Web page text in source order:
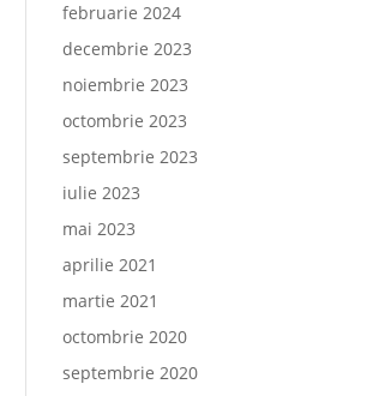
februarie 2024
decembrie 2023
noiembrie 2023
octombrie 2023
septembrie 2023
iulie 2023
mai 2023
aprilie 2021
martie 2021
octombrie 2020
septembrie 2020